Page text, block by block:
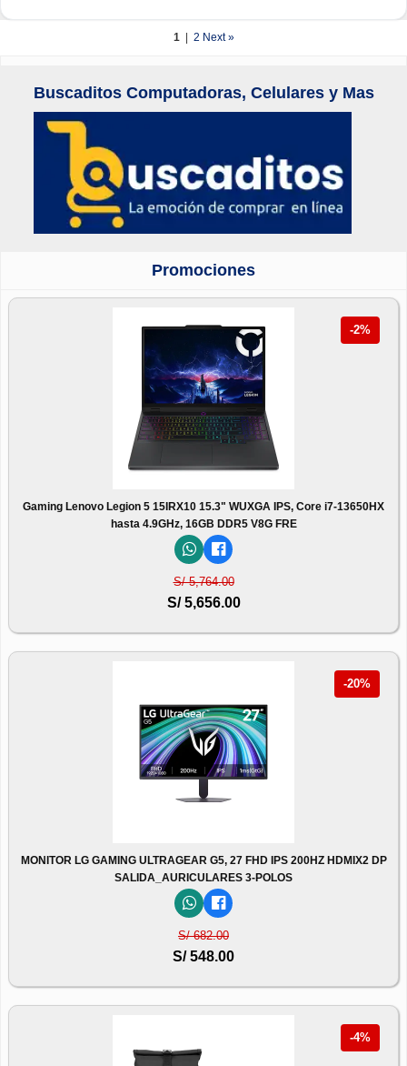
1 | 2 Next »
Buscaditos Computadoras, Celulares y Mas
Promociones
-2%
Gaming Lenovo Legion 5 15IRX10 15.3" WUXGA IPS, Core i7-13650HX
hasta 4.9GHz, 16GB DDR5 V8G FRE
S/ 5,764.00
S/ 5,656.00
-20%
MONITOR LG GAMING ULTRAGEAR G5, 27 FHD IPS 200HZ HDMIX2 DP
SALIDA_AURICULARES 3-POLOS
S/ 682.00
S/ 548.00
-4%